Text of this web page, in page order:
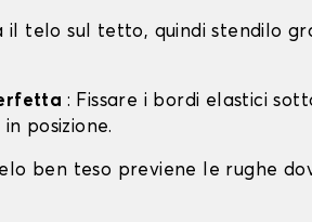
il telo sul tetto, quindi stendilo
: Fissare i bordi elastici
posizione.
ben teso previene le rughe